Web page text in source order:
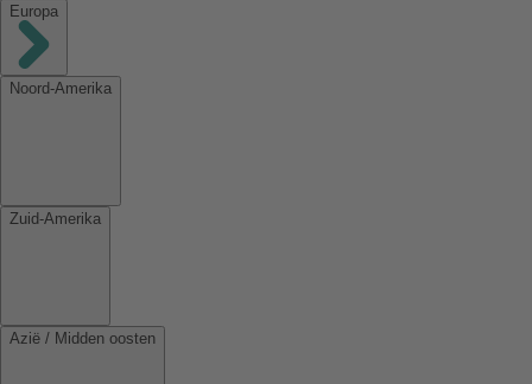
Europa
Noord-Amerika
Zuid-Amerika
Azië / Midden oosten